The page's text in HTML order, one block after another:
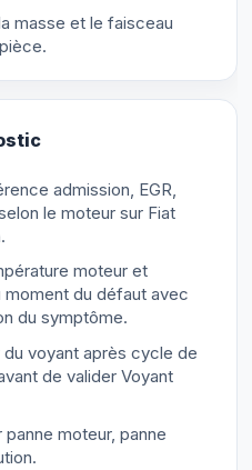
masse et le faisceau
admission, EGR,
le moteur sur Fiat
moteur et
du défaut avec
du symptôme.
voyant après cycle de
de valider Voyant
moteur, panne